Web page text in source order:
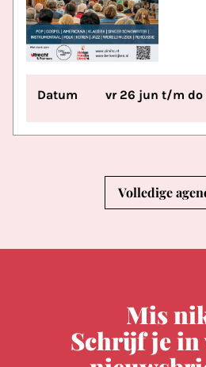
Datum vr 26 jun t/m do
Volledige
Mis
Schrijf je in